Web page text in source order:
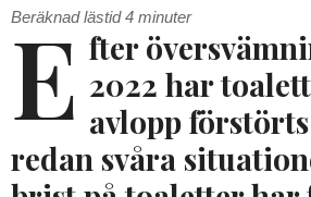
Beräknad lästid4 minuter
E fter
2022 har
avlopp
redan svåra